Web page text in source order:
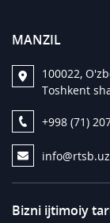
MANZIL
100022,
Toshkent
+998 (71)
info@rtsb.uz
Bizni ijtimoiy